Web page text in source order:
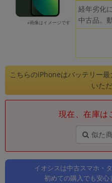
※画像はイメージです
経年劣化
中古品。
こちらのiPhoneはバッテリー
いた
現在、在庫は
似た
イオシスは中古スマホ・
初めての購入でも安
除外ワード
人気の検索ワード： Let's note EliteBookMacBook
「スマートフォン」「タブレット」など
シリーズ
商品シリーズ名・ブランド名の絞り込み。
「iPhone」「Xperia」「Galaxy」など
「Apple」「SONY」「SHARP」など
機能・特徴
商品の搭載機能による絞り込み
「5G対応」「防水」「ワンセグ」など